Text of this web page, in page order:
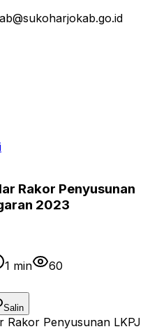
Rakor Penyusunan
2023
1 min
60
Salin